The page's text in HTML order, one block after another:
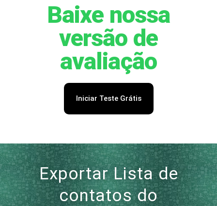
Baixe nossa
versão de
avaliação​
Iniciar Teste Grátis
Exportar Lista de
contatos do